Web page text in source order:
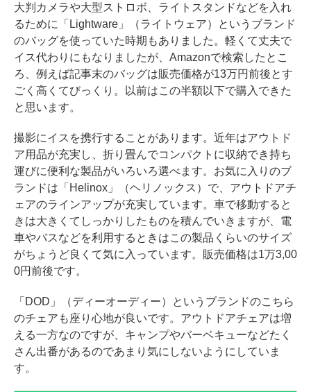
大判カメラや大型ストロボ、ライトスタンドなどを入れ
るために「Lightware」（ライトウェア）というブランド
のバッグを使っていた時期もありました。軽くて丈夫で
イス代わりにもなりましたが、Amazonで検索したとこ
ろ、例えば記事末のバッグは販売価格が13万円前後とす
ごく高くてびっくり。以前はこの半額以下で購入できた
と思います。
撮影にイスを携行することがあります。近年はアウトド
ア用品が充実し、折り畳んでコンパクトに収納でき持ち
運びに便利な製品がいろいろ選べます。お気に入りのブ
ランドは「Helinox」（ヘリノックス）で、アウトドアチ
ェアのラインアップが充実しています。車で移動すると
きは大きくてしっかりしたものを積んでいきますが、電
車やバスなどを利用するときはこの製品くらいのサイズ
がちょうど良くて気に入っています。販売価格は1万3,00
0円前後です。
「DOD」（ディーオーディー）というブランドのこちら
のチェアも座り心地が良いです。アウトドアチェアは増
える一方なのですが、キャンプやバーベキューなどたく
さん出番があるのであまり気にしないようにしていま
す。